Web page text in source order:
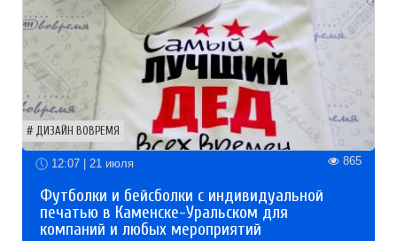
ДИЗАЙН ВОВРЕМЯ
12:07 | 21 июля 865
Футболки и бейсболки с индивидуальной
печатью в Каменске-Уральском для
компаний и любых мероприятий